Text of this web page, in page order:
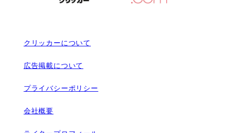
クリッカーについて
広告掲載について
プライバシーポリシー
会社概要